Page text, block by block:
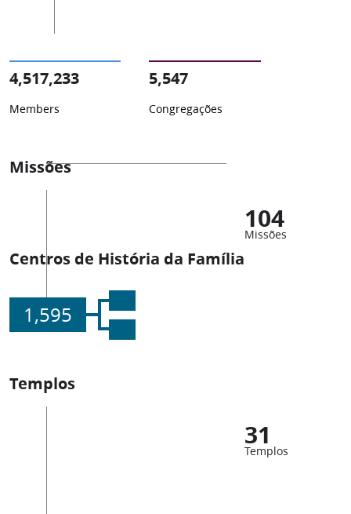
4,517,233
Members
5,547
Congregações
Missões
104
Missões
Centros de História da Família
1,595
Templos
31
Templos